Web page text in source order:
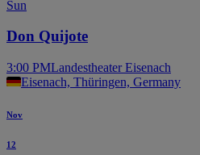
Sun
Don Quijote
3:00 PMLandestheater Eisenach
Eisenach, Thüringen, Germany
Nov
12